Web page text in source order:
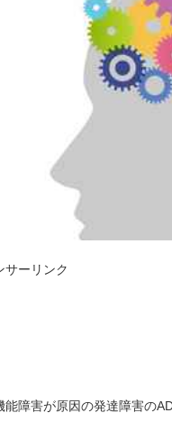
サーリンク
能障害が原因の発達障害の